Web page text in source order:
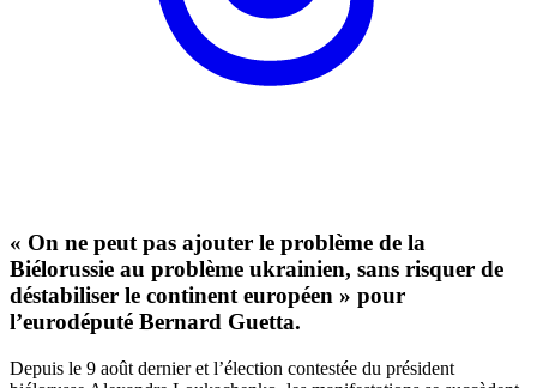
« On ne peut pas ajouter le problème de la
Biélorussie au problème ukrainien, sans risquer de
déstabiliser le continent européen » pour
l’eurodéputé Bernard Guetta.
Depuis le 9 août dernier et l’élection contestée du président